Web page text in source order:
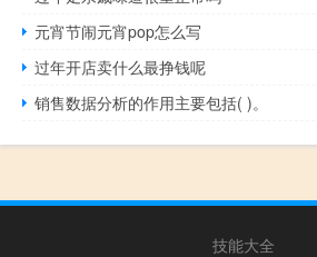
元宵节闹元宵pop怎么写
过年开店卖什么最挣钱呢
销售数据分析的作用主要包括( )。
技能大全